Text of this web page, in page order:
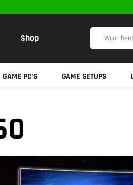
Shop
GAME PC’S GAME SETUPS